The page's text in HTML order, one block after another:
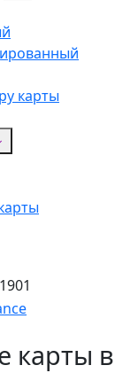
карты
карты